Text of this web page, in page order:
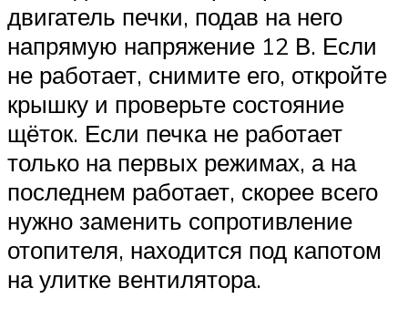
двигатель печки, подав на него
напрямую напряжение 12 В. Если
не работает, снимите его, откройте
крышку и проверьте состояние
щёток. Если печка не работает
только на первых режимах, а на
последнем работает, скорее всего
нужно заменить сопротивление
отопителя, находится под капотом
на улитке вентилятора.